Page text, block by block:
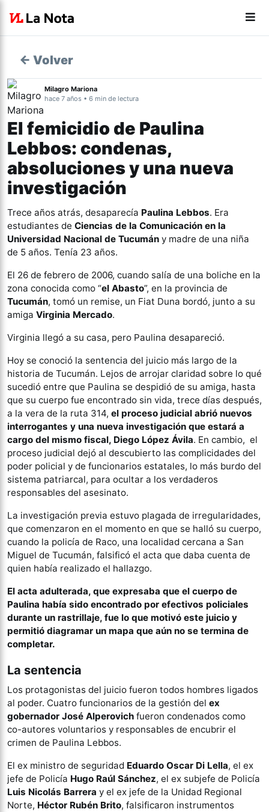
← Volver
Milagro Mariona
hace 7 años • 6 min de lectura
El femicidio de Paulina
Lebbos: condenas,
absoluciones y una nueva
investigación
Trece años atrás, desaparecía Paulina Lebbos. Era
estudiantes de Ciencias de la Comunicación en la
Universidad Nacional de Tucumán y madre de una niña
de 5 años. Tenía 23 años.
El 26 de febrero de 2006, cuando salía de una boliche en la
zona conocida como “el Abasto”, en la provincia de
Tucumán, tomó un remise, un Fiat Duna bordó, junto a su
amiga Virginia Mercado.
Virginia llegó a su casa, pero Paulina desapareció.
Hoy se conoció la sentencia del juicio más largo de la
historia de Tucumán. Lejos de arrojar claridad sobre lo qué
sucedió entre que Paulina se despidió de su amiga, hasta
que su cuerpo fue encontrado sin vida, trece días después,
a la vera de la ruta 314, el proceso judicial abrió nuevos
interrogantes y una nueva investigación que estará a
cargo del mismo fiscal, Diego López Ávila. En cambio, el
proceso judicial dejó al descubierto las complicidades del
poder policial y de funcionarios estatales, lo más burdo del
sistema patriarcal, para ocultar a los verdaderos
responsables del asesinato.
La investigación previa estuvo plagada de irregularidades,
que comenzaron en el momento en que se halló su cuerpo,
cuando la policía de Raco, una localidad cercana a San
Miguel de Tucumán, falsificó el acta que daba cuenta de
quien había realizado el hallazgo.
El acta adulterada, que expresaba que el cuerpo de
Paulina había sido encontrado por efectivos policiales
durante un rastrillaje, fue lo que motivó este juicio y
permitió diagramar un mapa que aún no se termina de
completar.
La sentencia
Los protagonistas del juicio fueron todos hombres ligados
al poder. Cuatro funcionarios de la gestión del ex
gobernador José Alperovich fueron condenados como
co-autores voluntarios y responsables de encubrir el
crimen de Paulina Lebbos.
El ex ministro de seguridad Eduardo Oscar Di Lella, el ex
jefe de Policía Hugo Raúl Sánchez, el ex subjefe de Policía
Luis Nicolás Barrera y el ex jefe de la Unidad Regional
Norte, Héctor Rubén Brito, falsificaron instrumentos